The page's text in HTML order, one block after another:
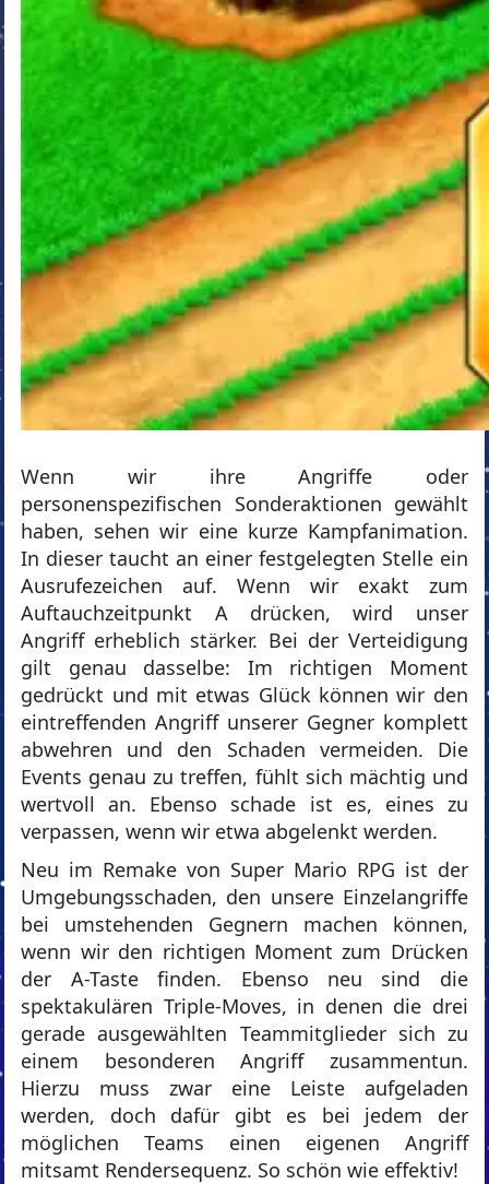
Wenn wir ihre Angriffe oder
personenspezifischen Sonderaktionen gewählt
haben, sehen wir eine kurze Kampfanimation.
In dieser taucht an einer festgelegten Stelle ein
Ausrufezeichen auf. Wenn wir exakt zum
Auftauchzeitpunkt A drücken, wird unser
Angriff erheblich stärker. Bei der Verteidigung
gilt genau dasselbe: Im richtigen Moment
gedrückt und mit etwas Glück können wir den
eintreffenden Angriff unserer Gegner komplett
abwehren und den Schaden vermeiden. Die
Events genau zu treffen, fühlt sich mächtig und
wertvoll an. Ebenso schade ist es, eines zu
verpassen, wenn wir etwa abgelenkt werden.
Neu im Remake von Super Mario RPG ist der
Umgebungsschaden, den unsere Einzelangriffe
bei umstehenden Gegnern machen können,
wenn wir den richtigen Moment zum Drücken
der A-Taste finden. Ebenso neu sind die
spektakulären Triple-Moves, in denen die drei
gerade ausgewählten Teammitglieder sich zu
einem besonderen Angriff zusammentun.
Hierzu muss zwar eine Leiste aufgeladen
werden, doch dafür gibt es bei jedem der
möglichen Teams einen eigenen Angriff
mitsamt Rendersequenz. So schön wie effektiv!